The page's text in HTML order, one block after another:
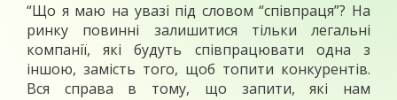
“Що я маю на увазі під словом “співпраця”? На
ринку повинні залишитися тільки легальні
компанії, які будуть співпрацювати одна з
іншою, замість того, щоб топити конкурентів.
Вся справа в тому, що запити, які нам